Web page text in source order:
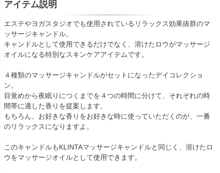
アイテム説明
エステやヨガスタジオでも使用されているリラックス効果抜群のマ
ッサージキャンドル。
キャンドルとして使用できるだけでなく、溶けたロウがマッサージ
オイルになる特別なスキンケアアイテムです。
４種類のマッサージキャンドルがセットになったデイコレクショ
ン。
目覚めから夜眠りにつくまでを４つの時間に分けて、それぞれの時
間帯に適した香りを提案します。
もちろん、お好きな香りをお好きな時に使っていただくのが、一番
のリラックスになりますよ。
このキャンドルもKLINTAマッサージキャンドルと同じく、溶けたロ
ウをマッサージオイルとして使用できます。